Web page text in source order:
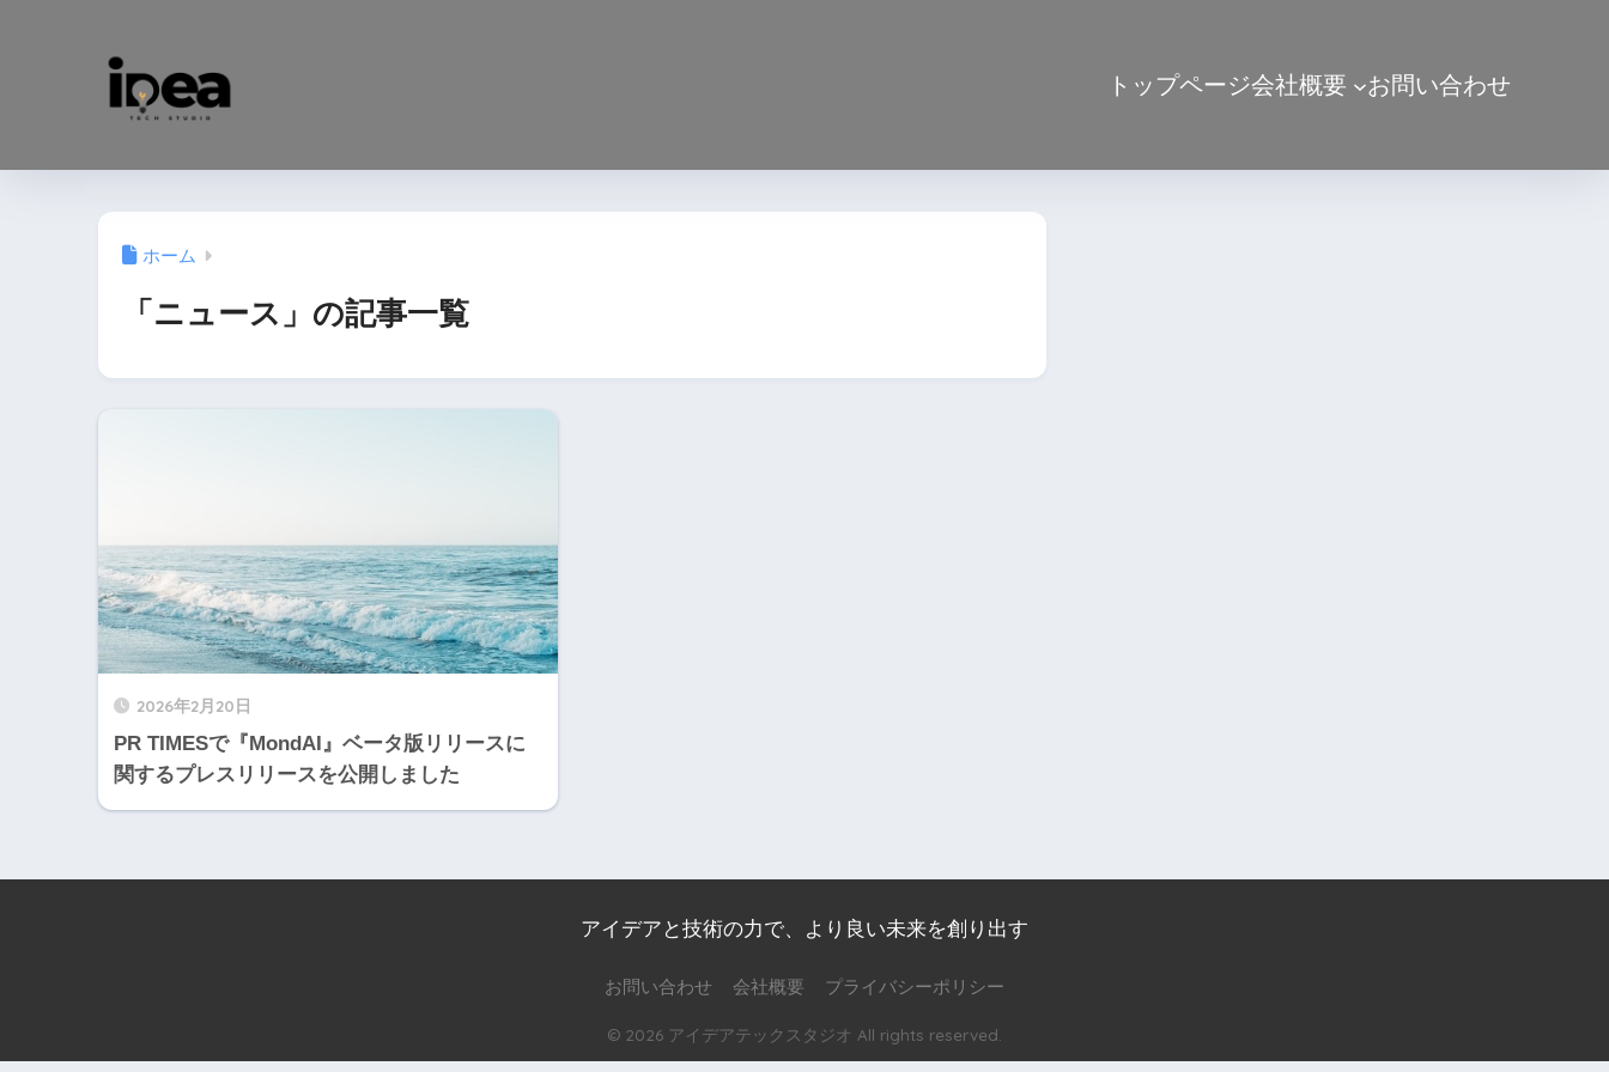
トップページ会社概要 お問い合わせ
ホーム
「ニュース」の記事一覧
2026年2月20日
PR TIMESで『MondAI』ベータ版リリースに
関するプレスリリースを公開しました
アイデアと技術の力で、より良い未来を創り出す
お問い合わせ 会社概要 プライバシーポリシー
© 2026 アイデアテックスタジオ All rights reserved.